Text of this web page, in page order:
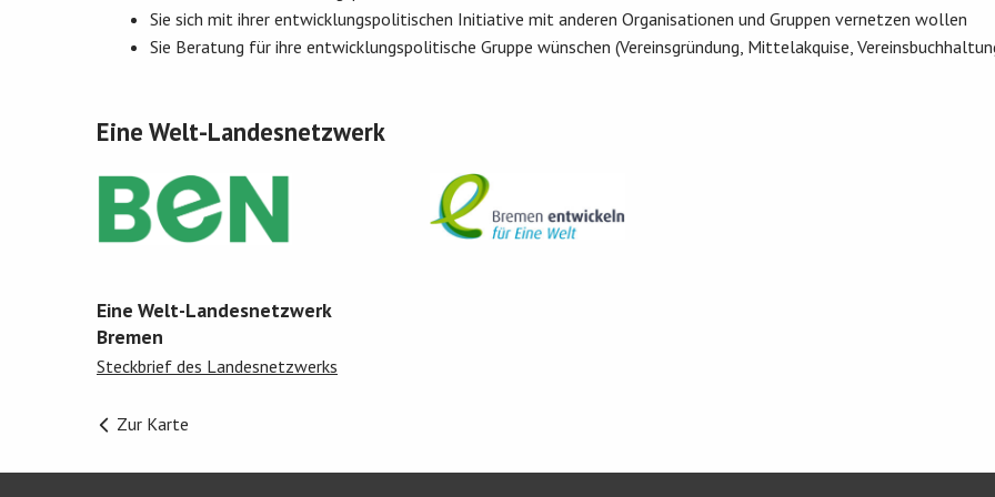
Sie sich mit ihrer entwicklungspolitischen Initiative mit anderen Organisationen und Gruppen vernetzen wollen
Sie Beratung für ihre entwicklungspolitische Gruppe wünschen (Vereinsgründung, Mittelakquise,
Eine Welt-Landesnetzwerk
Eine Welt-Landesnetzwerk
Bremen
Steckbrief des Landesnetzwerks
Zur Karte